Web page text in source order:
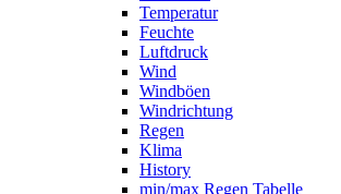
Temperatur
Feuchte
Luftdruck
Wind
Windböen
Windrichtung
Regen
Klima
History
min/max Regen Tabelle